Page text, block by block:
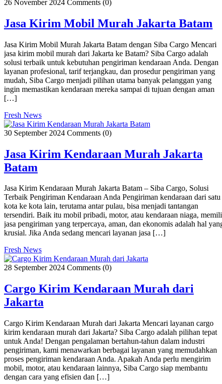
26 November 2024 Comments (0)
Jasa Kirim Mobil Murah Jakarta Batam
Jasa Kirim Mobil Murah Jakarta Batam dengan Siba Cargo Mencari
jasa kirim mobil murah dari Jakarta ke Batam? Siba Cargo adalah
solusi terbaik untuk kebutuhan pengiriman kendaraan Anda. Dengan
layanan profesional, tarif terjangkau, dan prosedur pengiriman yang
mudah, Siba Cargo menjadi pilihan utama banyak pelanggan yang
ingin memastikan kendaraan mereka sampai di tujuan dengan aman
[…]
Fresh News
30 September 2024 Comments (0)
Jasa Kirim Kendaraan Murah Jakarta
Batam
Jasa Kirim Kendaraan Murah Jakarta Batam – Siba Cargo, Solusi
Terbaik Pengiriman Kendaraan Anda Pengiriman kendaraan dari satu
kota ke kota lain, terutama antar pulau, bisa menjadi tantangan
tersendiri. Baik itu mobil pribadi, motor, atau kendaraan niaga,
jasa pengiriman yang terpercaya, aman, dan ekonomis adalah hal
krusial. Jika Anda sedang mencari layanan jasa […]
Fresh News
28 September 2024 Comments (0)
Cargo Kirim Kendaraan Murah dari
Jakarta
Cargo Kirim Kendaraan Murah dari Jakarta Mencari layanan cargo
kirim kendaraan murah dari Jakarta? Siba Cargo adalah pilihan tepat
untuk Anda! Dengan pengalaman bertahun-tahun dalam industri
pengiriman, kami menawarkan berbagai layanan yang memudahkan
proses pengiriman kendaraan Anda. Apakah Anda perlu mengirim
mobil, motor, atau kendaraan lainnya, Siba Cargo siap membantu
dengan cara yang efisien dan […]